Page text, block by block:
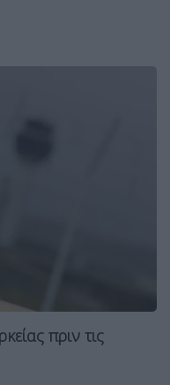
πριν τις